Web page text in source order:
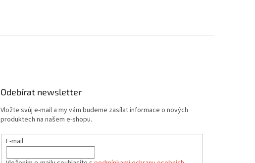
Odebírat newsletter
Vložte svůj e-mail a my vám budeme zasílat informace o nových
produktech na našem e-shopu.
E-mail